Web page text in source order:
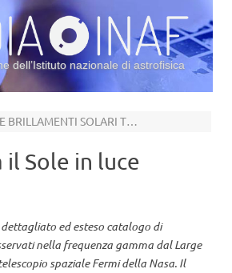
dell’Istituto nazionale di astrofisica
QUARANTACINQUE BRILLAMENTI SOLARI TRA IL 2010 E IL 2018
il Sole in luce
ed esteso catalogo di
nella frequenza gamma dal Large
spaziale Fermi della Nasa. Il